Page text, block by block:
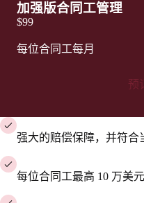
加强版合同工管理
$99
每位合同工每月
预
强大的赔偿保障，并符合
每位合同工最高 10 万美